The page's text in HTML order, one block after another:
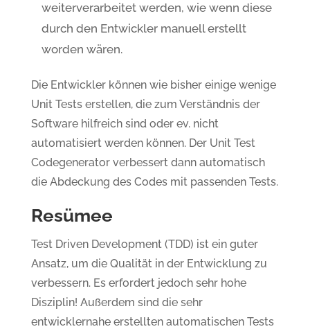
weiterverarbeitet werden, wie wenn diese
durch den Entwickler manuell erstellt
worden wären.
Die Entwickler können wie bisher einige wenige
Unit Tests erstellen, die zum Verständnis der
Software hilfreich sind oder ev. nicht
automatisiert werden können. Der Unit Test
Codegenerator verbessert dann automatisch
die Abdeckung des Codes mit passenden Tests.
Resümee
Test Driven Development (TDD) ist ein guter
Ansatz, um die Qualität in der Entwicklung zu
verbessern. Es erfordert jedoch sehr hohe
Disziplin! Außerdem sind die sehr
entwicklernahe erstellten automatischen Tests